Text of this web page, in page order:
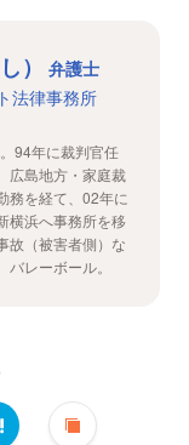
）
弁護士
法律事務所
94年に裁判官任
広島地方・家庭裁
務を経て、02年に
横浜へ事務所を移
故（被害者側）な
レーボール。